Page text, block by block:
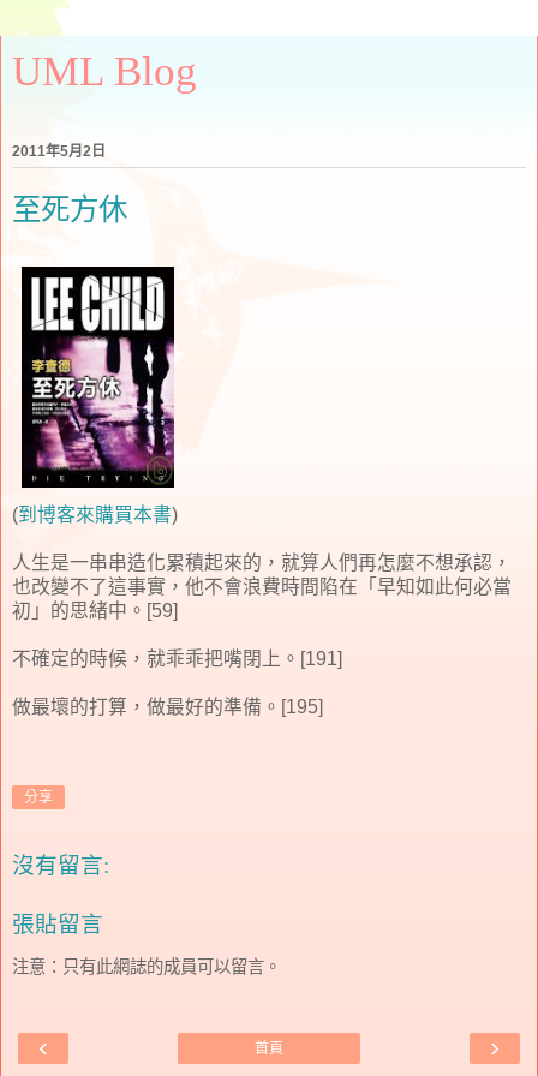
UML Blog
2011年5月2日
至死方休
(到博客來購買本書)
人生是一串串造化累積起來的，就算人們再怎麼不想承認，
也改變不了這事實，他不會浪費時間陷在「早知如此何必當
初」的思緒中。[59]
不確定的時候，就乖乖把嘴閉上。[191]
做最壞的打算，做最好的準備。[195]
分享
沒有留言:
張貼留言
注意：只有此網誌的成員可以留言。
‹ ›
首頁